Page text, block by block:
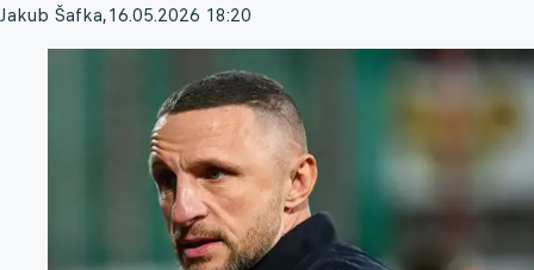
Jakub Šafka,16.05.2026 18:20